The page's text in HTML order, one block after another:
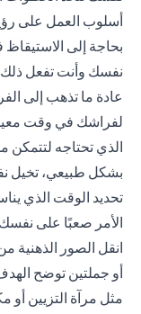
أسلوب العمل على
بحاجة إلى
نفسك وأنت تفعل
عادة ما تذهب إلى
لفراشك في وقت
الذي تحتاجه لتتمكن
بشكل طبيعي، تخيل
تحديد الوقت الذي
الأمر صعبًا على
انقل الصور الذهنية
أو جملتين توضح
مثل مرآة التزيين